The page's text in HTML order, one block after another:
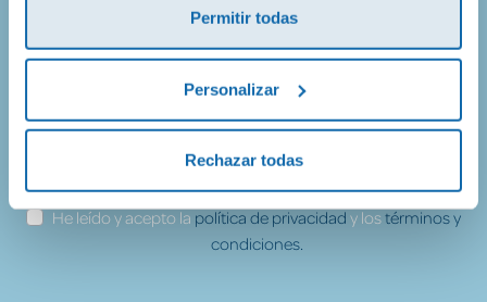
Permitir todas
Personalizar
Rechazar todas
productos nuevos y alguna que otra sorpresa.
¡Apúntate!
He leído y acepto lapolítica de privacidady lostérminos y
condiciones.